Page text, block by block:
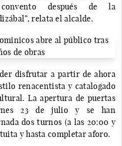
después de la
relata el alcalde.
disfrutar a partir de ahora
renacentista y catalogado
La apertura de puertas
23 de julio y se han
dos turnos (a las 20:00 y
y hasta completar aforo.